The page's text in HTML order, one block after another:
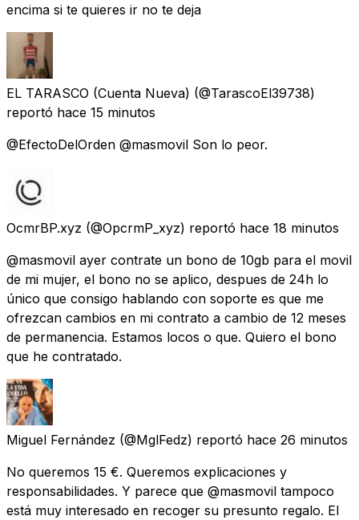
encima si te quieres ir no te deja
EL TARASCO (Cuenta Nueva) (@TarascoEl39738)
reportó hace 15 minutos
@EfectoDelOrden @masmovil Son lo peor.
OcmrBP.xyz (@OpcrmP_xyz) reportó hace 18 minutos
@masmovil ayer contrate un bono de 10gb para el movil
de mi mujer, el bono no se aplico, despues de 24h lo
único que consigo hablando con soporte es que me
ofrezcan cambios en mi contrato a cambio de 12 meses
de permanencia. Estamos locos o que. Quiero el bono
que he contratado.
Miguel Fernández (@MglFedz) reportó hace 26 minutos
No queremos 15 €. Queremos explicaciones y
responsabilidades. Y parece que @masmovil tampoco
está muy interesado en recoger su presunto regalo. El